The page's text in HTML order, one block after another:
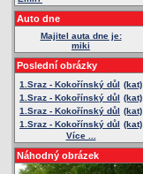
Auto dne
Majitel auta dne je:
miki
Poslední obrázky
1.Sraz - Kokořínský důl (kat)
1.Sraz - Kokořínský důl (kat)
1.Sraz - Kokořínský důl (kat)
1.Sraz - Kokořínský důl (kat)
Více ...
Náhodný obrázek